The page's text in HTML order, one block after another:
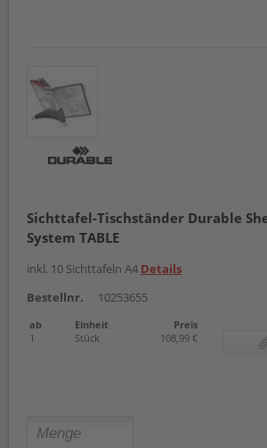
Sichttafel-Tischständer Durable
System TABLE
inkl. 10 Sichttafeln A4 Details
Bestellnr.
10253655
ab Einheit
Preis
1
Stück 108,99 €